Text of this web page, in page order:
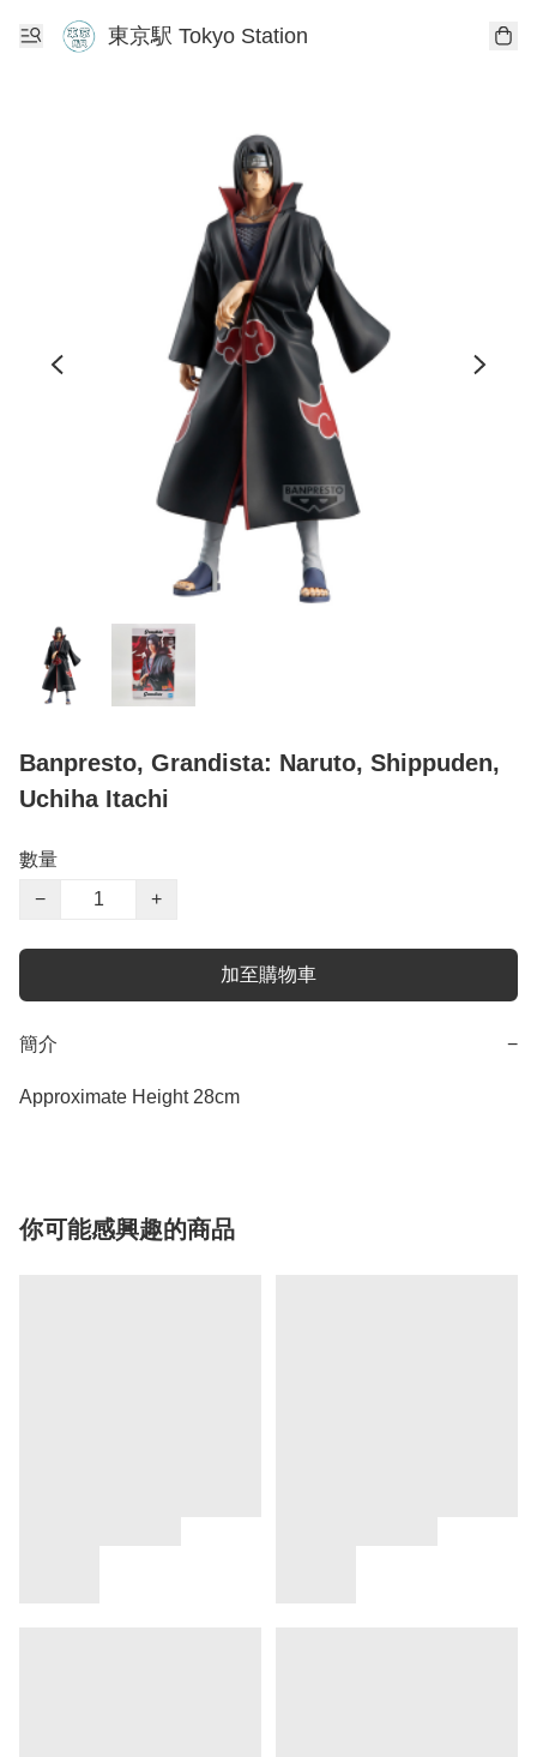
東京駅 Tokyo Station
Banpresto, Grandista: Naruto, Shippuden,
Uchiha Itachi
數量
−
+
加至購物車
簡介 −
Approximate Height 28cm
你可能感興趣的商品